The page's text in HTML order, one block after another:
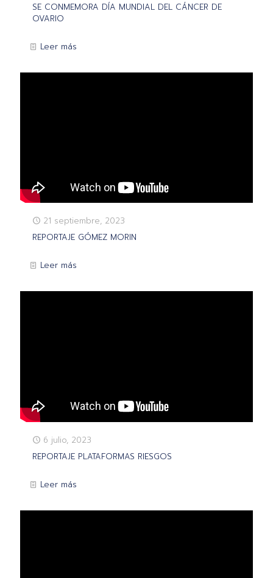
SE CONMEMORA DÍA MUNDIAL DEL CÁNCER DE
OVARIO
Leer más
21 septiembre, 2023
REPORTAJE GÓMEZ MORIN
Leer más
6 julio, 2023
REPORTAJE PLATAFORMAS RIESGOS
Leer más